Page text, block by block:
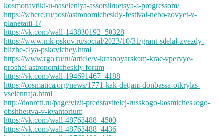
kosmonavtiki-u-naseleniya-assotsiiruetsya-s-progressom/
https://where.ru/post/astronomicheskiy-festival-nebo-zovyet-v-
planetarii-1/
https://vk.com/wall-143830192_50328
https://www.mk-pskov.ru/social/2023/10/31/grant-sdelal-zvezdy-
blizhe-dlya-pskovichey.html
https://www.rgo.ru/ru/article/v-krasnoyarskom-krae-vpervye-
proshel-astronomicheskiy-forum
https://vk.com/wall-194691467_4188
https://cosmatica.org/news/1771-kak-detjam-donbassa-otkrylas-
vselennaja.html
http://donrctt.ru/page/vizit-predstavitelej-russkogo-kosmicheskogo-
obshhestva-v-kvantorium
https://vk.com/wall-48768488_4500
https://vk.com/wall-48768488_4436